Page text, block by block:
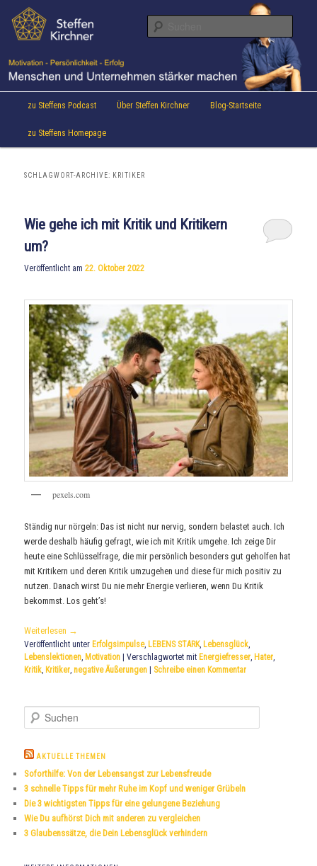
Inhalt
wechseln
sekundären
Inhalt
Steffen Kirchner Blog
Aktuelles von Speaker & Motivationstrainer Steffen Kirchner
Hauptmenü
zu Steffens Podcast Über Steffen Kirchner Blog-Startseite
zu Steffens Homepage
SCHLAGWORT-ARCHIVE: KRITIKER
Wie gehe ich mit Kritik und Kritikern
um?
Veröffentlicht am22. Oktober 2022
pexels.com
Ständig nur nörgeln: Das ist nicht nur nervig, sondern belastet auch. Ich
werde deshalb häufig gefragt, wie ich mit Kritik umgehe. Ich zeige Dir
heute eine Schlüsselfrage, die mir persönlich besonders gut geholfen hat
mit Kritikern und deren Kritik umzugehen und diese für mich positiv zu
nutzen. Danach wirst Du nie mehr Energie verlieren, wenn Du Kritik
bekommst. Los geht’s!
Weiterlesen →
Veröffentlicht unter Erfolgsimpulse, LEBENS STARK, Lebensglück,
Lebenslektionen, Motivation |Verschlagwortet mit Energiefresser, Hater,
Kritik, Kritiker,negative Äußerungen Schreibe einen Kommentar
u
h
n
AKTUELLE THEMEN
Soforthilfe: Von der Lebensangst zur Lebensfreude
3 schnelle Tipps für mehr Ruhe im Kopf und weniger Grübeln
Die 3 wichtigsten Tipps für eine gelungene Beziehung
Wie Du aufhörst Dich mit anderen zu vergleichen
3 Glaubenssätze, die Dein Lebensglück verhindern